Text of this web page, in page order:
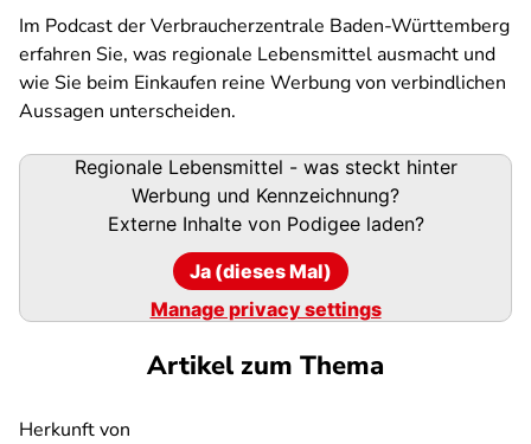
Im Podcast der Verbraucherzentrale Baden-Württemberg
erfahren Sie, was regionale Lebensmittel ausmacht und
wie Sie beim Einkaufen reine Werbung von verbindlichen
Aussagen unterscheiden.
Podigee-Regionale Lebensmittel - was steckt hinter
Werbung und Kennzeichnung?
Externe Inhalte von Podigeeladen?
Ja (dieses Mal)
Manage privacy settings
Artikel zum Thema
Herkunft von